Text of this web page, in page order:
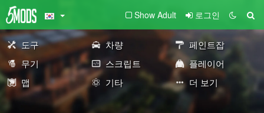
Show Adult 로그인
도구 차량
페인트잡
무기
스크립트
플레이어
맵
기타 더 보기